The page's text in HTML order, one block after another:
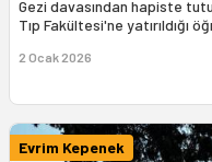
Gezi davasından hapiste
Tıp Fakültesi'ne yatırıldığı
2 Ocak 2026
Evrim Kepenek